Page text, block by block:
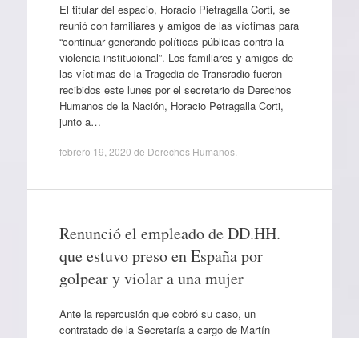
El titular del espacio, Horacio Pietragalla Corti, se
reunió con familiares y amigos de las víctimas para
“continuar generando políticas públicas contra la
violencia institucional”. Los familiares y amigos de
las víctimas de la Tragedia de Transradio fueron
recibidos este lunes por el secretario de Derechos
Humanos de la Nación, Horacio Petragalla Corti,
junto a…
febrero 19, 2020 de Derechos Humanos.
Renunció el empleado de DD.HH.
que estuvo preso en España por
golpear y violar a una mujer
Ante la repercusión que cobró su caso, un
contratado de la Secretaría a cargo de Martín